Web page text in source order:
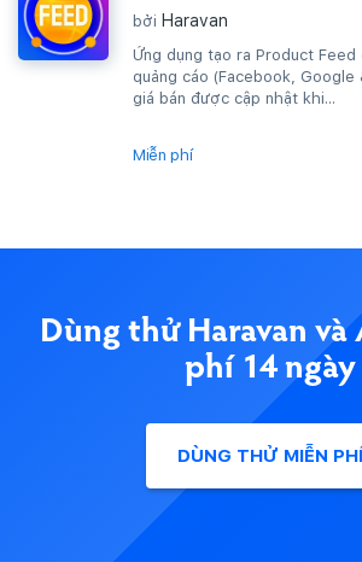
bởi Haravan
Ứng dụng tạo ra Product Feed
quảng cáo (Facebook,
giá bán được cập nhật khi...
Miễn phí
Dùng thử Haravan và
phí 14 ngày
DÙNG THỬ MIỄN PHÍ